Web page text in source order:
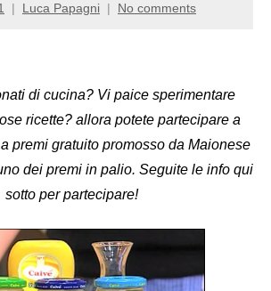
Luca Papagni No comments
di cucina? Vi paice sperimentare
ricette? allora potete partecipare a
premi gratuito promosso da Maionese
dei premi in palio. Seguite le info qui
sotto per partecipare!